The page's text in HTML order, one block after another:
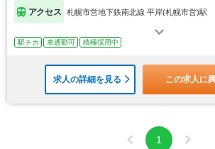
アクセス 札幌市営地下鉄南北線 平岸(札幌市営)駅
駅チカ 車通勤可 積極採用中
求人の詳細を見る この求人に
1